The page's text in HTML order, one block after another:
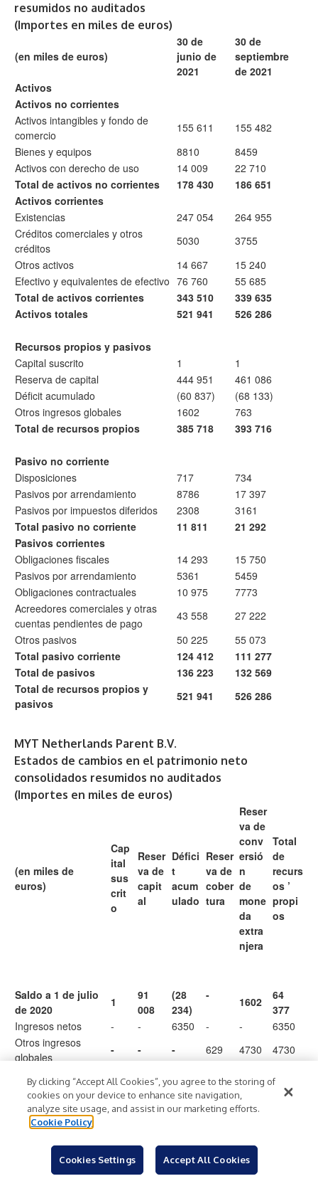
resumidos no auditados
(Importes en miles de euros)
(en miles de euros)
30 de
junio de
2021
30 de
septiembre
de 2021
Activos
Activos no corrientes
Activos intangibles y fondo de
comercio
155 611
155 482
Bienes y equipos
8810
8459
Activos con derecho de uso
14 009
22 710
Total de activos no corrientes
178 430
186 651
Activos corrientes
Existencias
247 054
264 955
Créditos comerciales y otros
créditos
5030
3755
Otros activos
14 667
15 240
Efectivo y equivalentes de efectivo 76 760
55 685
Total de activos corrientes
343 510
339 635
Activos totales
521 941 526 286
Recursos propios y pasivos
Capital suscrito
1
1
Reserva de capital
444 951
461 086
Déficit acumulado
(60 837)
(68 133)
Otros ingresos globales
1602
763
Total de recursos propios
385 718 393 716
Pasivo no corriente
Disposiciones
717
734
Pasivos por arrendamiento
8786
17 397
Pasivos por impuestos diferidos
2308
3161
Total pasivo no corriente
11 811
21 292
Pasivos corrientes
Obligaciones fiscales
14 293
15 750
Pasivos por arrendamiento
5361
5459
Obligaciones contractuales
10 975
7773
Acreedores comerciales y otras
cuentas pendientes de pago
43 558
27 222
Otros pasivos
50 225
55 073
Total pasivo corriente
124 412
111 277
Total de pasivos
136 223
132 569
Total de recursos propios y
pasivos
521 941 526 286
MYT Netherlands Parent B.V.
Estados de cambios en el patrimonio neto
consolidados resumidos no auditados
(Importes en miles de euros)
(en miles de
euros)
Cap
ital
sus
crit
o
Reser
va de
capit
al
Défici
t
acum
ulado
Reser
va de
cober
tura
Reser
va de
conv
ersió
n
de
mone
da
extra
njera
Total
de
recurs
os ’
propi
os
Saldo a 1 de julio
de 2020
1
91
008
(28
234)
- 1602
64
377
Ingresos netos
- - 6350 - -
6350
Otros ingresos
globales
- - - 629 4730
4730
generales
- - 6350 629 4730
080
Compensación en
acciones
- 7 - -
septiembre de
91
(18
605)
1602
By clicking “Accept All Cookies”, you agree to the storing of
cookies on your device to enhance site navigation,
analyze site usage, and assist in our marketing efforts.
Cookie Policy
Cookies Settings Accept All Cookies